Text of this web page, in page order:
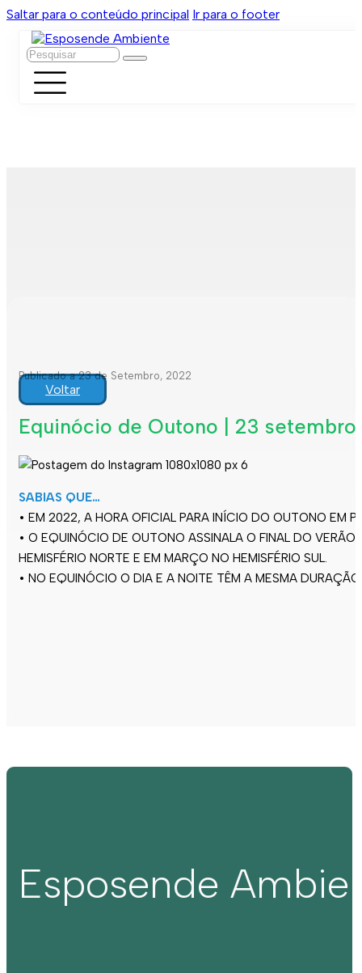
Saltar para o conteúdo principal Ir para o footer
Pesquisar
Publicado a 23 de Setembro, 2022
Voltar
Equinócio de Outono | 23 setembro
SABIAS QUE…
• EM 2022, A HORA OFICIAL PARA INÍCIO DO OUTONO EM
• O EQUINÓCIO DE OUTONO ASSINALA O FINAL DO
HEMISFÉRIO NORTE E EM MARÇO NO HEMISFÉRIO SUL.
• NO EQUINÓCIO O DIA E A NOITE TÊM A MESMA
Esposende